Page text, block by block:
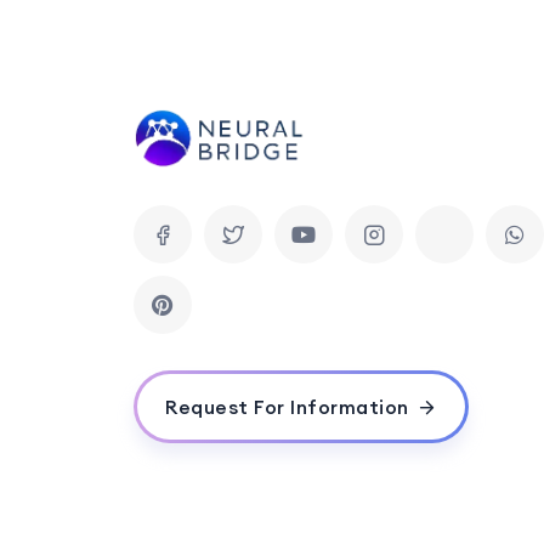
Request For Information